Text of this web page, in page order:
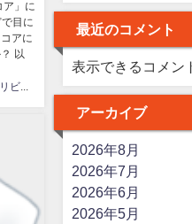
ア」に
目に
アに
以
はなまるリビング
最近のコメント
表示できるコメン
アーカイブ
2026年8月
2026年7月
2026年6月
2026年5月